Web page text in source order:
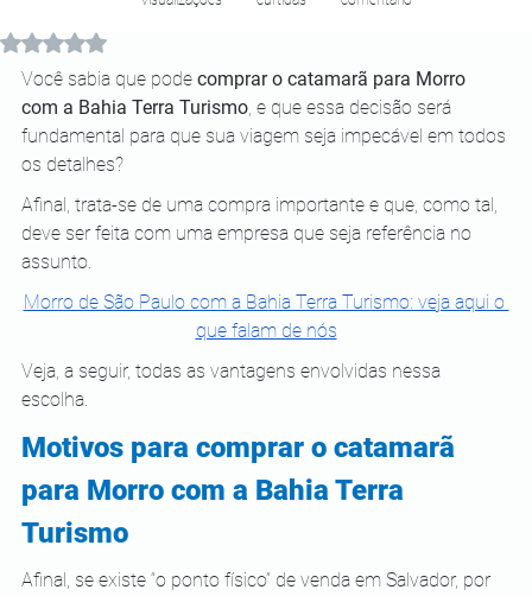
Avaliado com NaN de 5 estrelas.
Você sabia que pode comprar o catamarã para Morro
com a Bahia Terra Turismo, e que essa decisão será
fundamental para que sua viagem seja impecável em todos
os detalhes?
Afinal, trata-se de uma compra importante e que, como tal,
deve ser feita com uma empresa que seja referência no
assunto.
Morro de São Paulo com a Bahia Terra Turismo: veja aqui o
que falam de nós
Veja, a seguir, todas as vantagens envolvidas nessa
escolha.
Motivos para comprar o catamarã
para Morro com a Bahia Terra
Turismo
Afinal, se existe “o ponto físico” de venda em Salvador, por